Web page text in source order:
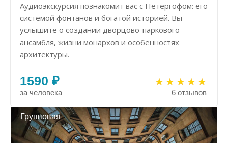
Аудиоэкскурсия познакомит вас с Петергофом: его
системой фонтанов и богатой историей. Вы
услышите о создании дворцово-паркового
ансамбля, жизни монархов и особенностях
архитектуры.
1590 ₽
за человека 6 отзывов
Групповая